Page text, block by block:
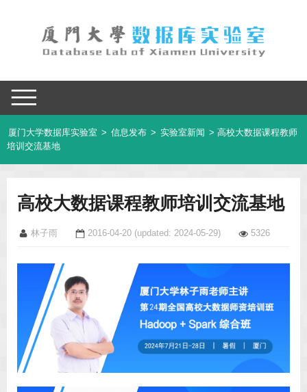
厦门大学数据库实验室 > 信息发布 > 实验室新闻 > 高校大数据课程教师
培训交流基地
高校大数据课程教师培训交流基地
林子雨 2016-04-20 (updated: 2024-05-29) 5326